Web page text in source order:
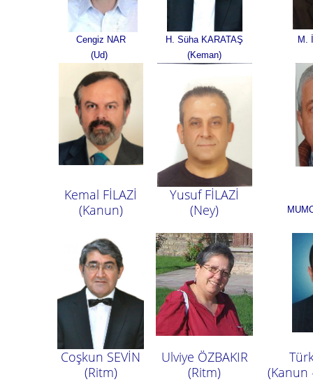
Cengiz NAR
(Ud)
H. Süha KARATAŞ
(Keman)
M.
Kemal FİLAZİ
(Kanun)
Yusuf FİLAZİ
(Ney)
Coşkun SEVİN
(Ritm)
Ulviye ÖZBAKIR
(Ritm)
(Kanun